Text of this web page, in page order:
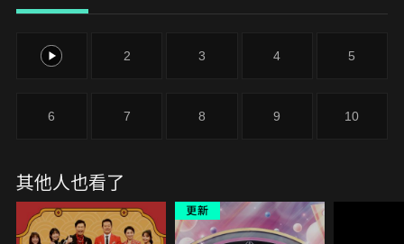
1 2 3 4 5
6 7 8 9 10
其他人也看了